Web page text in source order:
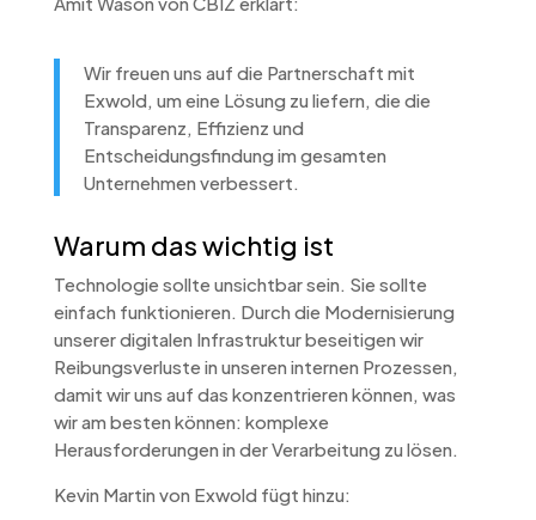
Wir freuen uns auf die Partnerschaft mit
Exwold, um eine Lösung zu liefern, die die
Transparenz, Effizienz und
Entscheidungsfindung im gesamten
Unternehmen verbessert.
Warum das wichtig ist
Technologie sollte unsichtbar sein. Sie sollte
einfach funktionieren. Durch die Modernisierung
unserer digitalen Infrastruktur beseitigen wir
Reibungsverluste in unseren internen Prozessen,
damit wir uns auf das konzentrieren können, was
wir am besten können: komplexe
Herausforderungen in der Verarbeitung zu lösen.
Kevin Martin von Exwold fügt hinzu: